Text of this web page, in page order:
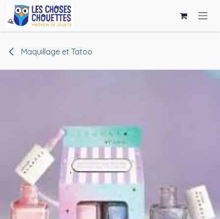
Se rendre au contenu
Maquillage et Tatoo